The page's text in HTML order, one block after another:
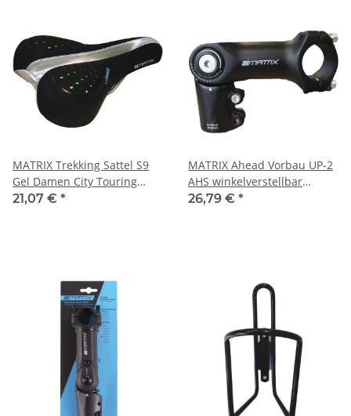
MATRIX Trekking Sattel S9
Gel Damen City Touring
Fahrradsattel Schwarz
21,07 € *
MATRIX Ahead Vorbau UP-2
AHS winkelverstellbar
25,4mm Lenkerklemmung
26,79 € *